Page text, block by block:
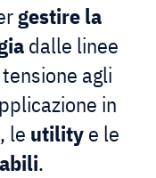
gestire la
dalle linee
agli
in
, le utilitye le
.